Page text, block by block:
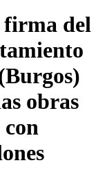
del
obras